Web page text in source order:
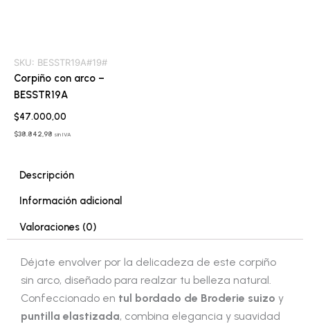
SKU: BESSTR19A#19#
Corpiño con arco –
BESSTR19A
$47.000,00
$38.842,98 sin IVA
Descripción
Información adicional
Valoraciones (0)
Déjate envolver por la delicadeza de este corpiño
sin arco, diseñado para realzar tu belleza natural.
Confeccionado en tul bordado de Broderie suizo y
puntilla elastizada, combina elegancia y suavidad